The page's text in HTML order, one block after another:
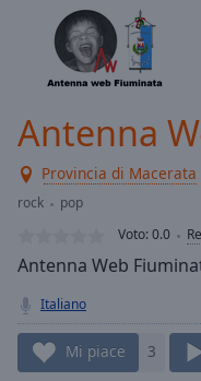
Forward
Current
Loaded:
0.00%
Type
live,
currently
behind
LIVE
Remaining
Antenna
Provincia di Macerata
rock
pop
Voto:0.0
Antenna Web
Italiano
Mi piace 3